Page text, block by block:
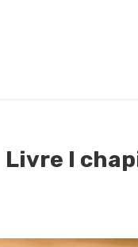
Livre I